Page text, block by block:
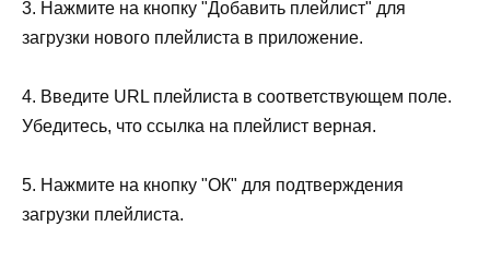
3. Нажмите на кнопку "Добавить плейлист" для
загрузки нового плейлиста в приложение.
4. Введите URL плейлиста в соответствующем поле.
Убедитесь, что ссылка на плейлист верная.
5. Нажмите на кнопку "ОК" для подтверждения
загрузки плейлиста.